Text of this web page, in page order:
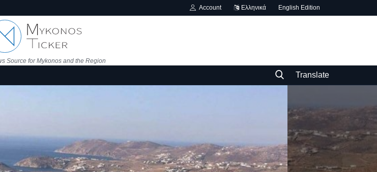
Account Ελληνικά English Edition
Source for Mykonos and the Region
Translate